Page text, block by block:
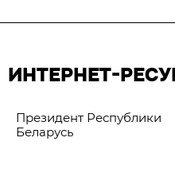
ИНТЕРНЕТ-
Президент Республики
Беларусь